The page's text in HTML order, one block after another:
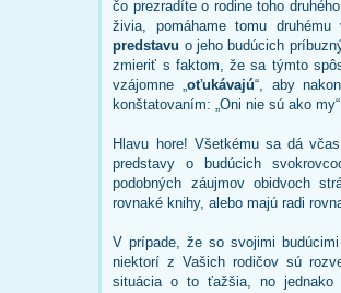
čo prezradíte o rodine toho
živia, pomáhame tomu
predstavu o jeho budúcich
zmieriť s faktom, že sa týmto
vzájomne „oťukávajú“, aby
konštatovaním: „Oni nie sú ako
Hlavu hore! Všetkému sa dá
predstavy o budúcich
podobných záujmov obidvoch
rovnaké knihy, alebo majú radi
V prípade, že so svojimi
niektorí z Vašich rodičov sú
situácia o to ťažšia, no